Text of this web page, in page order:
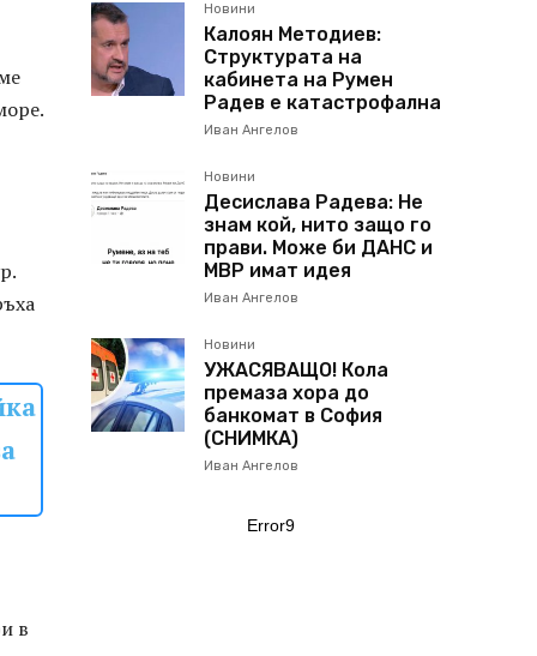
в
Новини
Калоян Методиев:
Структурата на
кабинета на Румен
Радев е катастрофална
Иван Ангелов
Новини
Десислава Радева: Не
знам кой, нито защо го
прави. Може би ДАНС и
МВР имат идея
Иван Ангелов
Новини
УЖАСЯВАЩО! Кола
премаза хора до
банкомат в София
(СНИМКА)
Иван Ангелов
Error9